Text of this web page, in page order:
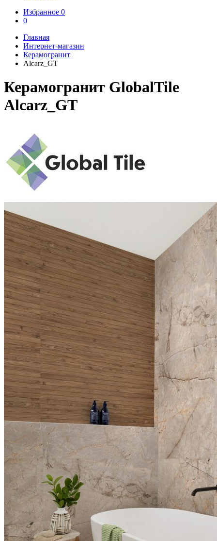
Избранное 0
0
Главная
Интернет-магазин
Керамогранит
Alcarz_GT
Керамогранит GlobalTile
Alcarz_GT